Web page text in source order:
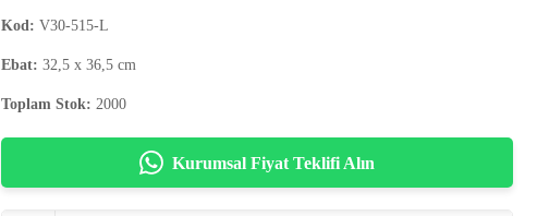
Kod: V30-515-L
Ebat: 32,5 x 36,5 cm
Toplam Stok: 2000
Kurumsal Fiyat Teklifi Alın